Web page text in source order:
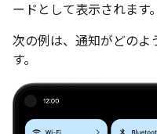
ードとして表示されます。
次の例は、通知がどのよ
す。